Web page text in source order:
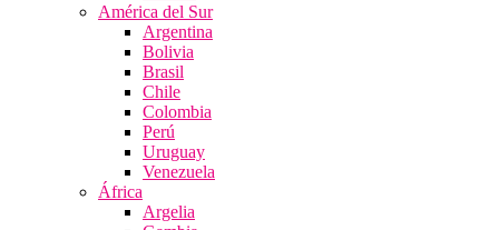
América del Sur
Argentina
Bolivia
Brasil
Chile
Colombia
Perú
Uruguay
Venezuela
África
Argelia